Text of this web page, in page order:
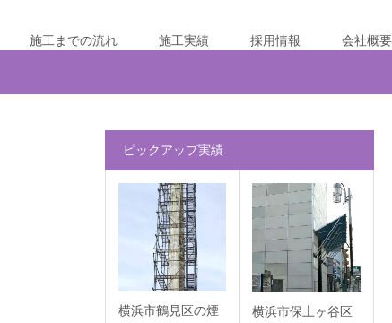
施工までの流れ 施工実績 採用情報 会社概要
ピックアップ実績
横浜市鶴見区の煙
横浜市保土ヶ谷区